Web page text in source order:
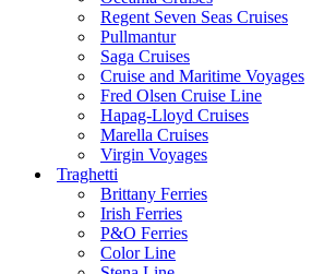
Regent Seven Seas Cruises
Pullmantur
Saga Cruises
Cruise and Maritime Voyages
Fred Olsen Cruise Line
Hapag-Lloyd Cruises
Marella Cruises
Virgin Voyages
Traghetti
Brittany Ferries
Irish Ferries
P&O Ferries
Color Line